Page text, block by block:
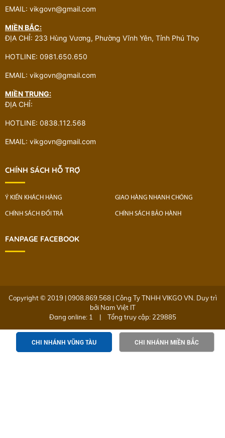
EMAIL: vikgovn@gmail.com
MIỀN BẮC:
ĐỊA CHỈ: 233 Hùng Vương, Phường Vĩnh Yên, Tỉnh Phú Thọ
HOTLINE: 0981.650.650
EMAIL: vikgovn@gmail.com
MIỀN TRUNG:
ĐỊA CHỈ:
HOTLINE: 0838.112.568
EMAIL: vikgovn@gmail.com
CHÍNH SÁCH HỖ TRỢ
Ý KIẾN KHÁCH HÀNG GIAO HÀNG NHANH CHÓNG
CHÍNH SÁCH ĐỔI TRẢ CHÍNH SÁCH BẢO HÀNH
FANPAGE FACEBOOK
Copyright © 2019 | 0908.869.568 | Công Ty TNHH VIKGO VN. Duy trì
bởi Nam Việt IT
Đang online: 1
| Tổng truy cập: 229885
CHI NHÁNH VŨNG TÀU CHI NHÁNH MIỀN BẮC